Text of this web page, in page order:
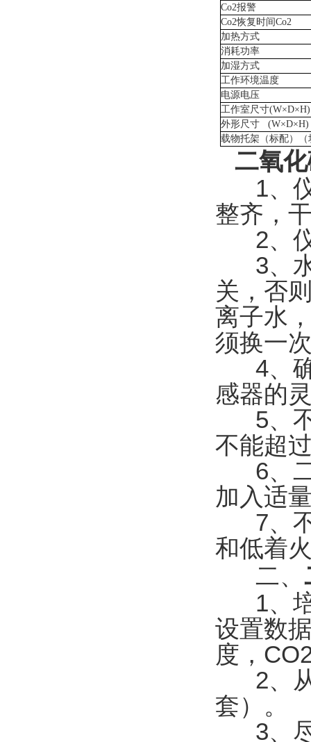
Co2报警
Co2恢复时间Co2
加热方式
消耗功率
加湿方式
工作环境温度
电源电压
工作室尺寸(W×D×H)
外形尺寸(W×D×H)
载物托架（标配）（
二氧
1、
整齐，
2、
3、
关，否
离子水
须换一
4、
感器的
5、
不能超
6、
加入适
7、
和低着
二、
1、
设置数
度，
2、
套）。
3、